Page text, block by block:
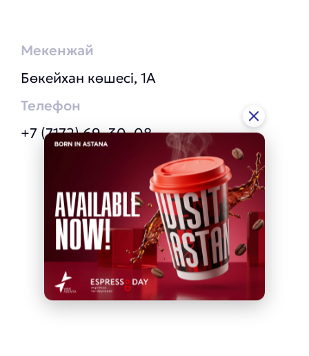
Мекенжай
Бөкейхан көшесі, 1А
Телефон
+7 (7172) 69‒30‒08